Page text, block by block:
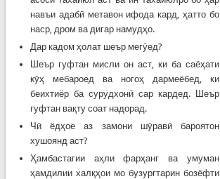
навъи адабӣ метавон ифода кард, ҳатто бо
наср, дром ва дигар намудҳо.
Дар кадом ҳолат шеър мегӯед?
Шеър гуфтан мисли он аст, ки ба саёҳати
кӯҳ мебароед ва ногоҳ дармеёбед, ки
беихтиёр ба сурудхонӣ сар кардед. Шеър
гуфтан вақту соат надорад.
Чӣ ёдҳое аз замони шӯравӣ бароятон
хушоянд аст?
Ҳамбастагии аҳли фарҳанг ва умуман
ҳамдилии халқҳои мо бузургтарин бозёфти